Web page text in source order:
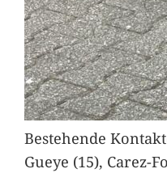
Bestehende
Gueye (15), Carez-